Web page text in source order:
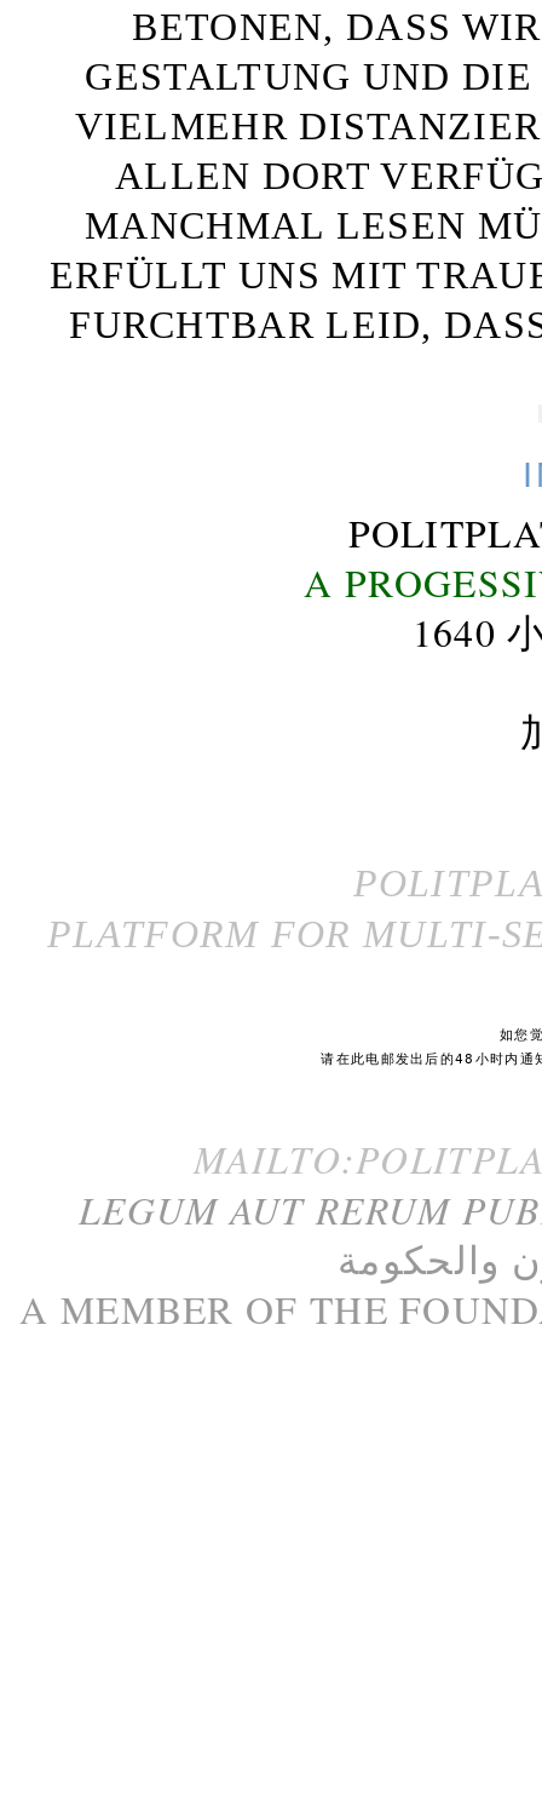
BETONEN, DASS
GESTALTUNG UND
VIELMEHR
ALLEN DORT
MANCHMAL LESEN
ERFÜLLT UNS MIT
FURCHTBAR LEID,
A
1640
PLATFORM FOR MULTI-
如您
请在此电邮发出后的48小时内通
LEGUM AUT RERUM
والحكومة
A MEMBER OF THE